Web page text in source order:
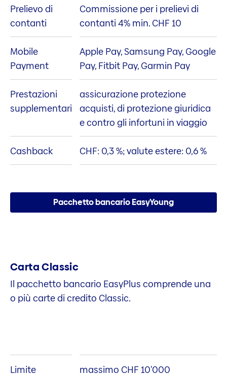
Prelievo di
contanti
Commissione per i prelievi di
contanti 4% min. CHF 10
Mobile
Payment
Apple Pay, Samsung Pay, Google
Pay, Fitbit Pay, Garmin Pay
Prestazioni
supplementari
assicurazione protezione
acquisti, di protezione giuridica
e contro gli infortuni in viaggio
Cashback CHF: 0,3 %; valute estere: 0,6 %
Pacchetto bancario EasyYoung
Carta Classic
Il pacchetto bancario EasyPlus comprende una
o più carte di credito Classic.
Limite massimo CHF 10'000